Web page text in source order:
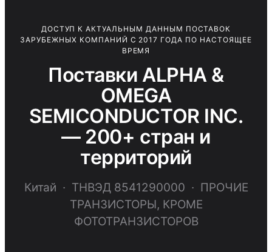
ДОСТУП К АКТУАЛЬНЫМ ДАННЫМ ПОСТАВОК
ЗАРУБЕЖНЫХ КОМПАНИЙ С 2017 ГОДА ПО НАСТОЯЩЕЕ
ВРЕМЯ
Поставки ALPHA &
OMEGA
SEMICONDUCTOR INC.
— 200+ стран и
территорий
Китай · ТНВЭД 8541290000 · ПРОЧИЕ
ТРАНЗИСТОРЫ, КРОМЕ
ФОТОТРАНЗИСТОРОВ